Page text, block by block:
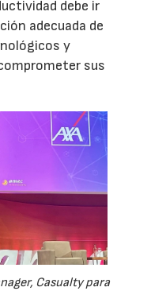
debe ir
adecuada de
y
sus
Casualty para